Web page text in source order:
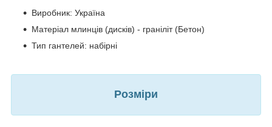
Виробник: Україна
Матеріал млинців (дисків) - граніліт (Бетон)
Тип гантелей: набірні
Розміри